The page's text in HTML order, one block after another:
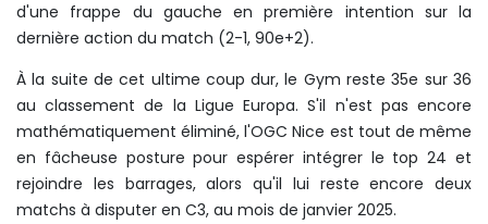
d'une frappe du gauche en première intention sur la
dernière action du match (2-1, 90e+2).
À la suite de cet ultime coup dur, le Gym reste 35e sur 36
au classement de la Ligue Europa. S'il n'est pas encore
mathématiquement éliminé, l'OGC Nice est tout de même
en fâcheuse posture pour espérer intégrer le top 24 et
rejoindre les barrages, alors qu'il lui reste encore deux
matchs à disputer en C3, au mois de janvier 2025.